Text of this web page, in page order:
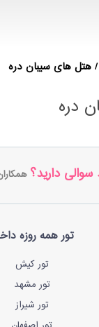
هتل های سیبان دره
دره
دارید؟
تور همه روزه
تور کیش
تور مشهد
تور شیراز